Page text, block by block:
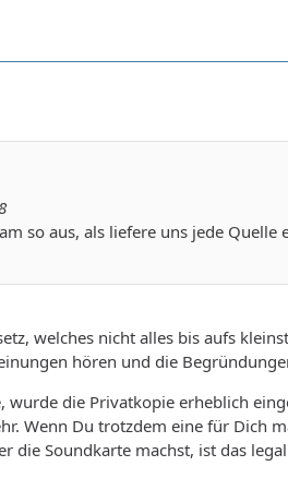
so aus, als liefere uns jede
welches nicht alles bis aufs
hören und die
wurde die Privatkopie erheblich
Wenn Du trotzdem eine für Dich
die Soundkarte machst, ist das